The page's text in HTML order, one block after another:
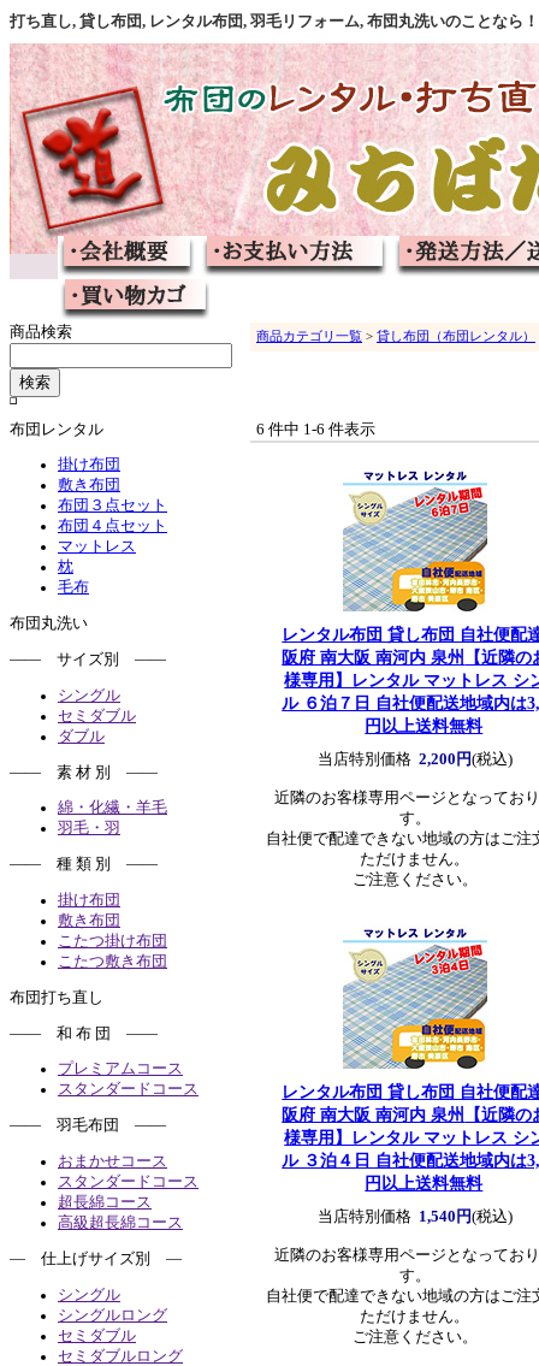
打ち直し, 貸し布団, レンタル布団, 羽毛リフォーム, 布団丸洗いのことな
商品検索
布団レンタル
掛け布団
敷き布団
布団３点セット
布団４点セット
マットレス
枕
毛布
布団丸洗い
―― サイズ別 ――
シングル
セミダブル
ダブル
―― 素 材 別 ――
綿・化繊・羊毛
羽毛・羽
―― 種 類 別 ――
掛け布団
敷き布団
こたつ掛け布団
こたつ敷き布団
布団打ち直し
―― 和 布 団 ――
プレミアムコース
スタンダードコース
―― 羽毛布団 ――
おまかせコース
スタンダードコース
超長綿コース
高級超長綿コース
― 仕上げサイズ別 ―
シングル
シングルロング
セミダブル
セミダブルロング
商品カテゴリ一覧 > 貸し布団（布団レンタル）
6 件中 1-6 件表示
レンタル布団 貸し布団 自社便配
阪府 南大阪 南河内 泉州
【近隣の
様専用】レンタル マットレス シ
ル ６泊７日 自社便配送地域内は
円以上送料無料
当店特別価格 2,200円(税込)
近隣のお客様専用ページとなってお
す。
自社便で配達できない地域の方はご注
ただけません。
ご注意ください。
レンタル布団 貸し布団 自社便配
阪府 南大阪 南河内 泉州
【近隣の
様専用】レンタル マットレス シ
ル ３泊４日 自社便配送地域内は
円以上送料無料
当店特別価格 1,540円(税込)
近隣のお客様専用ページとなってお
す。
自社便で配達できない地域の方はご注
ただけません。
ご注意ください。